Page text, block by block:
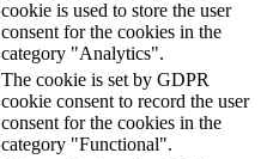
cookie is used to store the user
consent for the cookies in the
category "Analytics".
The cookie is set by GDPR
cookie consent to record the user
consent for the cookies in the
category "Functional".